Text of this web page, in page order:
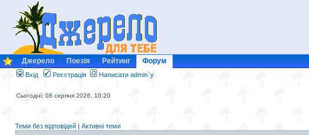
Джерело Поезія Рейтинг Форум
Вхід Реєстрація Написати admin`у
Сьогодні: 08 серпня 2026, 10:20
Теми без відповідей | Активні теми